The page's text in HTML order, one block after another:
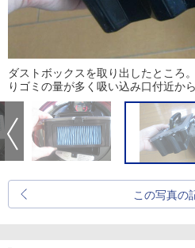
ダストボックスを取り出したところ
りゴミの量が多く吸い込み口付近か
この写真の